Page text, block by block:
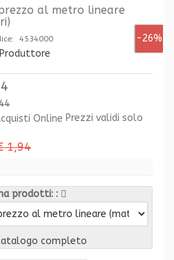
-26%
al metro lineare
4534000
Prezzi validi solo
1,94
prodotti:
completo